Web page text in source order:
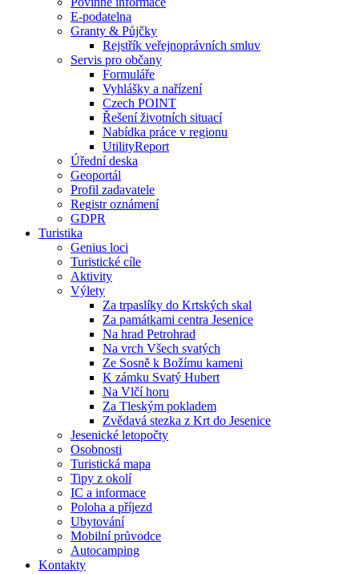
E-podatelna
Granty & Půjčky
Rejstřík veřejnoprávních smluv
Servis pro občany
Formuláře
Vyhlášky a nařízení
Czech POINT
Řešení životních situací
Nabídka práce v regionu
UtilityReport
Úřední deska
Geoportál
Profil zadavatele
Registr oznámení
GDPR
Turistika
Genius loci
Turistické cíle
Aktivity
Výlety
Za trpaslíky do Krtských skal
Za památkami centra Jesenice
Na hrad Petrohrad
Na vrch Všech svatých
Ze Sosně k Božímu kameni
K zámku Svatý Hubert
Na Vlčí horu
Za Tleským pokladem
Zvědavá stezka z Krt do Jesenice
Jesenické letopočty
Osobnosti
Turistická mapa
Tipy z okolí
IC a informace
Poloha a příjezd
Ubytování
Mobilní průvodce
Autocamping
Kontakty